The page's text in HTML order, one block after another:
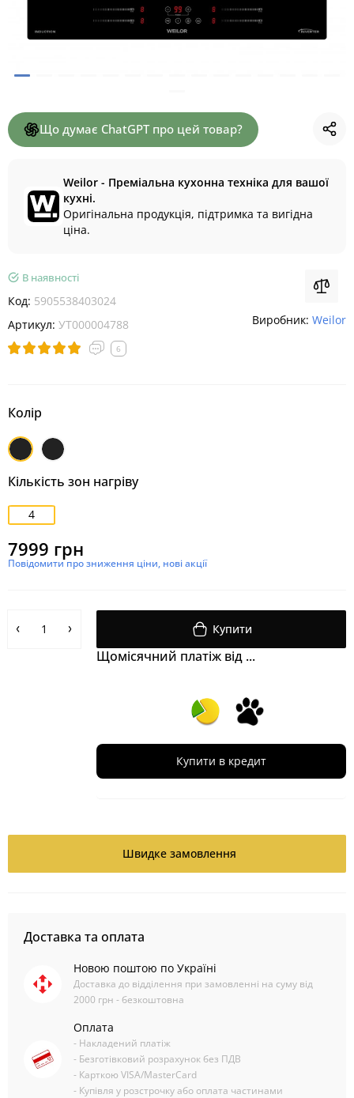
Що думає ChatGPT про цей товар?
Weilor - Преміальна кухонна техніка для вашої
кухні.
Оригінальна продукція, підтримка та вигідна
ціна.
В наявності
Код: 5905538403024
Артикул: УТ000004788
6
Виробник: Weilor
Колір
ЧорнийЧорний
матовий
Кількість зон нагріву
4
7999 грн
Повідомити про зниження ціни, нові акції
Купити
Щомісячний платіж від ...
Купити в кредит
Швидке замовлення
Доставка та оплата
Новою поштою по Україні
Доставка до відділення при замовленні на суму від
2000 грн - безкоштовна
Оплата
- Накладений платіж
- Безготівковий розрахунок без ПДВ
- Карткою VISA/MasterCard
- Купівля у розстрочку або оплата частинами